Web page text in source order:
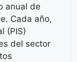
anual de
Cada año,
(PIS)
del sector